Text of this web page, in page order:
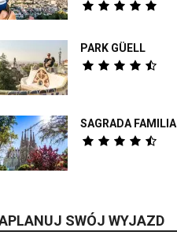
PARK GÜELL
SAGRADA FAMILIA
SWÓJ WYJAZD